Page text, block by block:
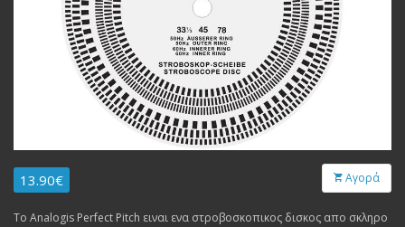
13.90€ Αγορά
To Analogis Perfect Pitch ειναι ενα στροβοσκοπικος δισκος απο σκληρο